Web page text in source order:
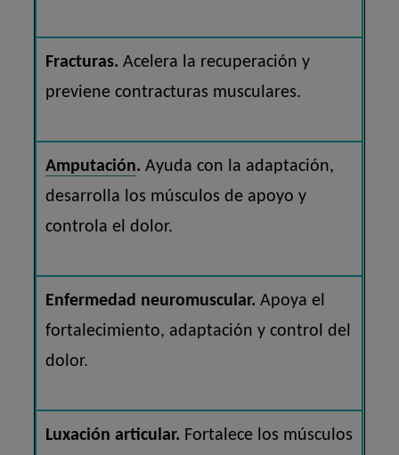
Fracturas. Acelera la recuperación y
previene contracturas musculares.
Amputación.Ayuda con la adaptación,
desarrolla los músculos de apoyo y
controla el dolor.
Enfermedad neuromuscular. Apoya el
fortalecimiento, adaptación y control del
dolor.
Luxación articular. Fortalece los músculos